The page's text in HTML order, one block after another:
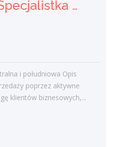
Specjalista / Specjalistka ds. sprzedaży rozwiązań technicznych
i południowa Opis
poprzez aktywne
klientów biznesowych,...